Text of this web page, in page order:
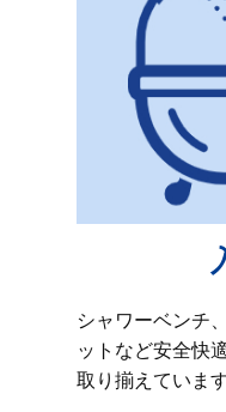
シャワーベンチ
ットなど安全快
取り揃えています